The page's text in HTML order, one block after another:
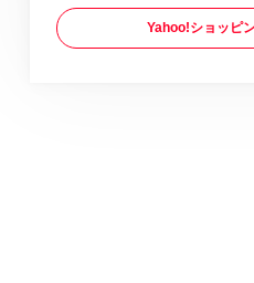
Yahoo!ショッピ